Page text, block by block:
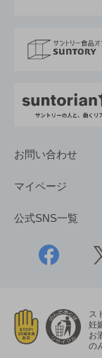
採用情報
お問い合わせ
マイページ
公式SNS一覧
ス
妊
お
の